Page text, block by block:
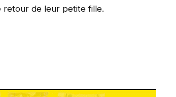
retour de leur petite fille.